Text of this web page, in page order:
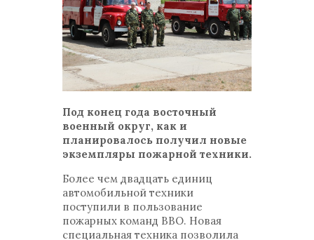
Под конец года восточный
военный округ, как и
планировалось получил новые
экземпляры пожарной техники.
Более чем двадцать единиц
автомобильной техники
поступили в пользование
пожарных команд ВВО. Новая
специальная техника позволила